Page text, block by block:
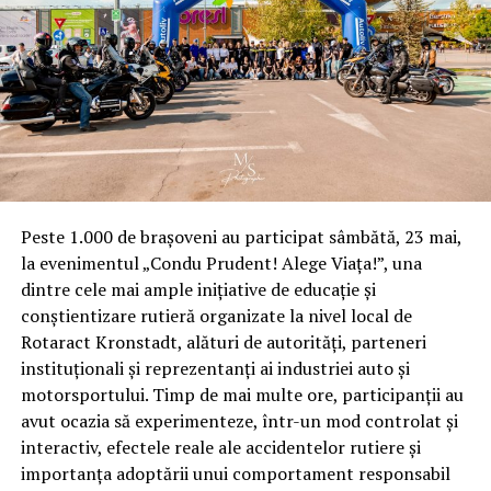
ani și a fost închisă chiar după prima evaluare, imediat
după ce Marcu își obținuse titlul.
Universitatea a avut o singură ,,Facultate” – Facultatea
de Management Financiar. În 2011 (la 2 ani de la
înființare), când Nicu Marcu obținea titlul de ,,profesor
universitar” aici, a fost publicată și prima ierarhizare a
programelor de studii organizate de Universități și
Bancarăavea motive de tristețe. Facultatea unde el era
la ,,catedra” de Management financiar era cotată la
categoria ,,E”. Unde ,,A” (ASE) era cel mai bun, iar ,,E” cel
mai slab.
Era deja un dublu
motiv de tristețe al
lui Marcu. La aceeași
primă clasificare,
Marcu, conferențiar
Peste 1.000 de brașoveni au participat sâmbătă, 23 mai,
la evenimentul „Condu Prudent! Alege Viața!”, una
dintre cele mai ample inițiative de educație și
conștientizare rutieră organizate la nivel local de
Rotaract Kronstadt, alături de autorități, parteneri
instituționali și reprezentanți ai industriei auto și
motorsportului. Timp de mai multe ore, participanții au
avut ocazia să experimenteze, într-un mod controlat și
interactiv, efectele reale ale accidentelor rutiere și
importanța adoptării unui comportament responsabil